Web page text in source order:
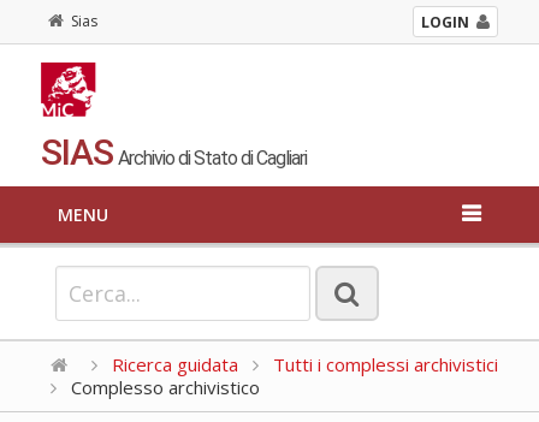
Sias LOGIN
SIAS Archivio di Stato di Cagliari
MENU
Ricerca guidata
Tutti i complessi archivistici
Complesso archivistico